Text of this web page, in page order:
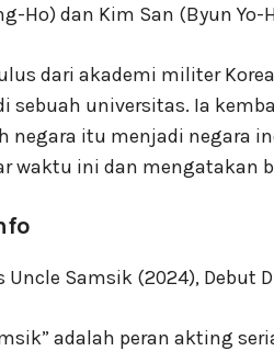
Ho) dan Kim San (Byun Yo-
dari akademi militer
sebuah universitas. Ia
negara itu menjadi negara
waktu ini dan mengatakan
adalah peran akting